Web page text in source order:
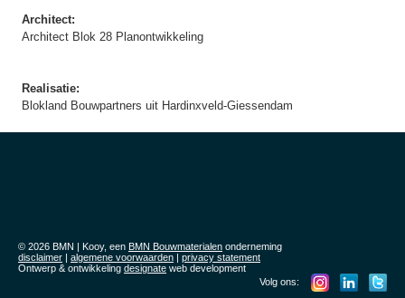
Architect:
Architect Blok 28 Planontwikkeling
Realisatie:
Blokland Bouwpartners uit Hardinxveld-Giessendam
© 2026 BMN | Kooy, een BMN Bouwmaterialen onderneming
disclaimer
algemene voorwaarden
privacy statement
Ontwerp & ontwikkeling designate web development
Volg ons: